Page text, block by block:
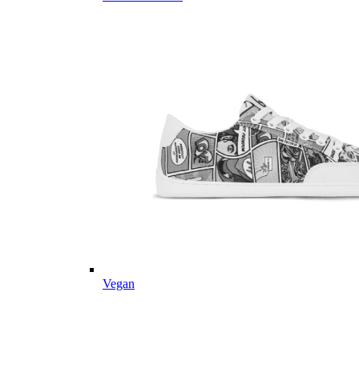
Vegan